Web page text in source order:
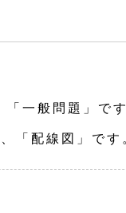
一般問題」です
「配線図」です